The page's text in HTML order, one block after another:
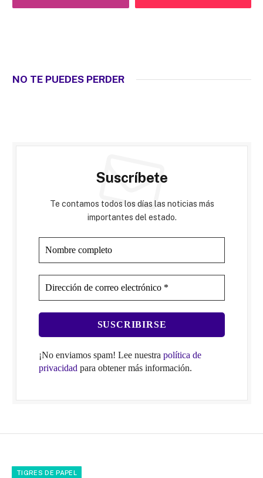
NO TE PUEDES PERDER
Suscríbete
Te contamos todos los días las noticias más
importantes del estado.
¡No enviamos spam! Lee nuestra política de
privacidad para obtener más información.
TIGRES DE PAPEL